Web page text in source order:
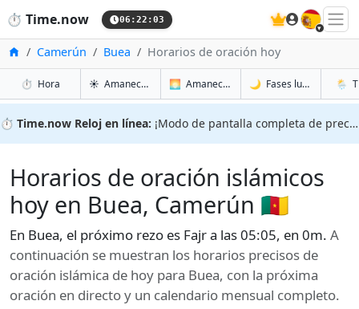
⏱️ Time.now 06:22:04 🇪🇸
InicioCamerún Buea Horarios de oración hoy
⏱️ Horaen Buea☀️ Amanecer y atardecer en Buea
🌅 Amanecer y atardecer mañana en
🌙 Fases lunares en🌦️
⏱️ Time.now Reloj en línea: ¡Modo de pantalla completa de precisión!
Horarios de oración islámicos
hoy en Buea, Camerún 🇨🇲
En Buea, el próximo rezo es Fajr a las 05:05, en 0m. A
continuación se muestran los horarios precisos de
oración islámica de hoy para Buea, con la próxima
oración en directo y un calendario mensual completo.